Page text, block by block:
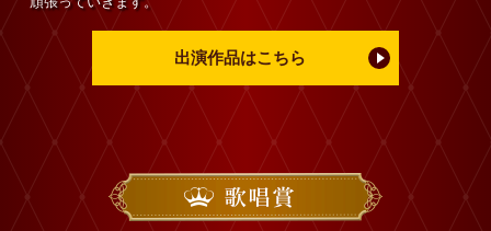
出演作品はこちら